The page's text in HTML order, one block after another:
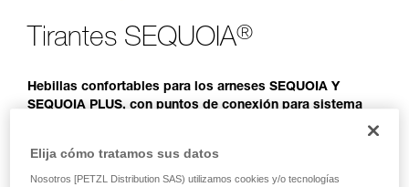
Tirantes SEQUOIA®
Hebillas confortables para los arneses SEQUOIA Y
SEQUOIA PLUS, con puntos de conexión para sistema
Los tirantes SEQUOIA completan el arnés SEQUOIA o
SEQUOIA PLUS. Acolchados, permiten recoger la carga del
Elija cómo tratamos sus datos
Nosotros [PETZL Distribution SAS) utilizamos cookies y/o tecnologías